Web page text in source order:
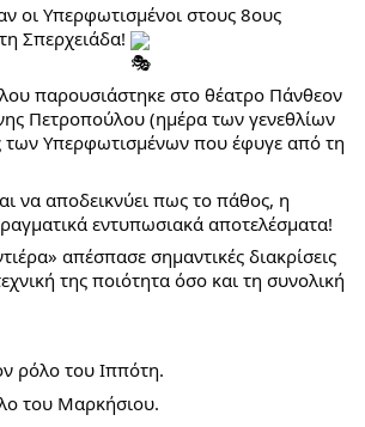
οι Υπερφωτισμένοι στους 8ους
Σπερχειάδα!
παρουσιάστηκε στο θέατρο Πάνθεον
Πετροπούλου (ημέρα των γενεθλίων
των Υπερφωτισμένων που έφυγε από τη
να αποδεικνύει πως το πάθος, η
εντυπωσιακά αποτελέσματα!
απέσπασε σημαντικές διακρίσεις
της ποιότητα όσο και τη συνολική
ρόλο του Ιππότη.
του Μαρκήσιου.